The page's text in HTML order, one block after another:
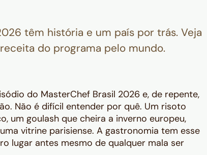
têm história e um país por trás. Veja
do programa pelo mundo.
do MasterChef Brasil 2026 e, de repente,
Não é difícil entender por quê. Um risoto
um goulash que cheira a inverno europeu,
vitrine parisiense. A gastronomia tem esse
lugar antes mesmo de qualquer mala ser